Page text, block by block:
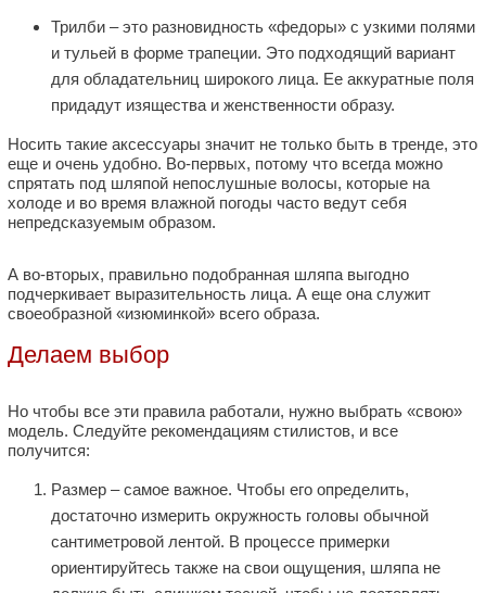
Трилби – это разновидность «федоры» с узкими полями
и тульей в форме трапеции. Это подходящий вариант
для обладательниц широкого лица. Ее аккуратные поля
придадут изящества и женственности образу.
Носить такие аксессуары значит не только быть в тренде, это
еще и очень удобно. Во-первых, потому что всегда можно
спрятать под шляпой непослушные волосы, которые на
холоде и во время влажной погоды часто ведут себя
непредсказуемым образом.
А во-вторых, правильно подобранная шляпа выгодно
подчеркивает выразительность лица. А еще она служит
своеобразной «изюминкой» всего образа.
Делаем выбор
Но чтобы все эти правила работали, нужно выбрать «свою»
модель. Следуйте рекомендациям стилистов, и все
получится:
Размер – самое важное. Чтобы его определить,
достаточно измерить окружность головы обычной
сантиметровой лентой. В процессе примерки
ориентируйтесь также на свои ощущения, шляпа не